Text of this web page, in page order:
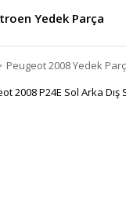
Yedek Parça
Peugeot 2008 Yedek